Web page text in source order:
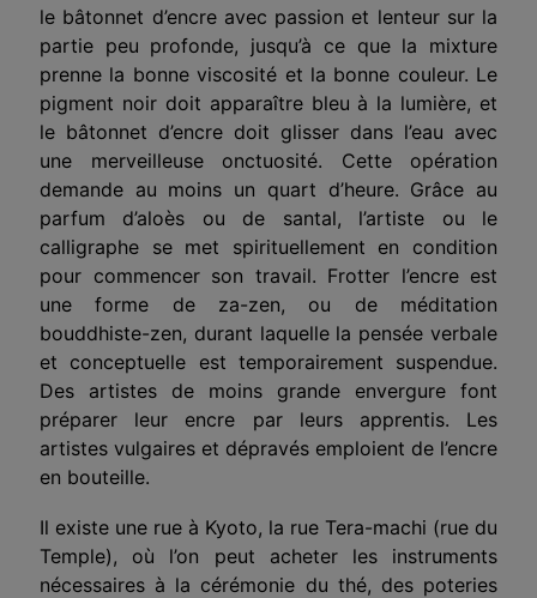
le bâtonnet d’encre avec passion et lenteur sur la
partie peu profonde, jusqu’à ce que la mixture
prenne la bonne viscosité et la bonne couleur. Le
pigment noir doit apparaître bleu à la lumière, et
le bâtonnet d’encre doit glisser dans l’eau avec
une merveilleuse onctuosité. Cette opération
demande au moins un quart d’heure. Grâce au
parfum d’aloès ou de santal, l’artiste ou le
calligraphe se met spirituellement en condition
pour commencer son travail. Frotter l’encre est
une forme de za-zen, ou de méditation
bouddhiste-zen, durant laquelle la pensée verbale
et conceptuelle est temporairement suspendue.
Des artistes de moins grande envergure font
préparer leur encre par leurs apprentis. Les
artistes vulgaires et dépravés emploient de l’encre
en bouteille.
Il existe une rue à Kyoto, la rue Tera-machi (rue du
Temple), où l’on peut acheter les instruments
nécessaires à la cérémonie du thé, des poteries